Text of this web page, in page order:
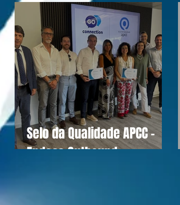
Selo da Qualidade APCC -
Endesa Outbound